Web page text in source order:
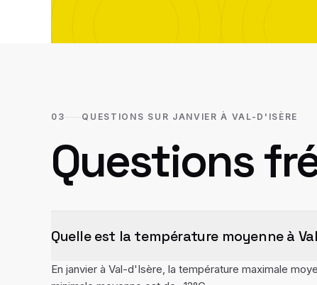
03 QUESTIONS SUR JANVIER À VAL-D'ISÈRE
Questions
Quelle est la température moyenne à
En janvier à Val-d'Isère, la température maximale